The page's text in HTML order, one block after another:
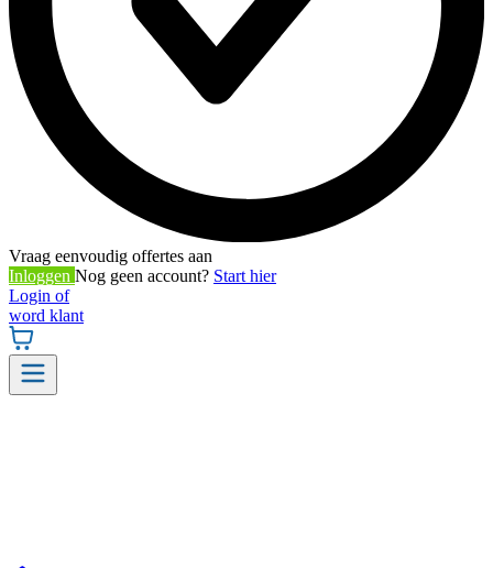
Vraag eenvoudig offertes aan
Inloggen Nog geen account? Start hier
Login of
word klant